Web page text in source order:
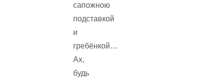
сапожною
подставкой
и
гребёнкой…
Ах,
будь